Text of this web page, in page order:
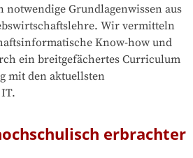
notwendige Grundlagenwissen aus
Wir vermitteln
Know-how und
ein breitgefächertes Curriculum
mit den aktuellsten
erbrachter